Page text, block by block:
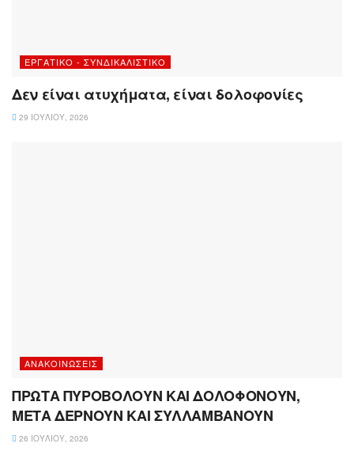
ΕΡΓΑΤΙΚΌ - ΣΥΝΔΙΚΑΛΙΣΤΙΚΌ
Δεν είναι ατυχήματα, είναι δολοφονίες
29 ΙΟΥΛΊΟΥ, 2026
ΑΝΑΚΟΙΝΏΣΕΙΣ
ΠΡΩΤΑ ΠΥΡΟΒΟΛΟΥΝ ΚΑΙ ΔΟΛΟΦΟΝΟΥΝ,
ΜΕΤΑ ΔΕΡΝΟΥΝ ΚΑΙ ΣΥΛΛΑΜΒΑΝΟΥΝ
26 ΙΟΥΛΊΟΥ, 2026